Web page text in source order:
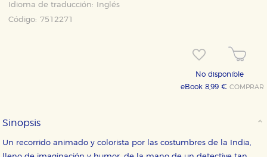
Idioma de traducción:
Inglés
Código: 7512271
No disponible
eBook 8,99 €COMPRAR
Sinopsis
Un recorrido animado y colorista por las costumbres de la India,